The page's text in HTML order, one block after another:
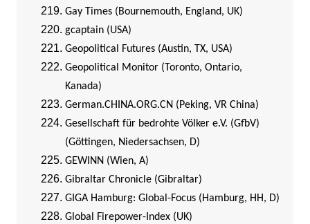
Gay Times (Bournemouth, England, UK)
gcaptain (USA)
Geopolitical Futures (Austin, TX, USA)
Geopolitical Monitor (Toronto, Ontario,
Kanada)
German.CHINA.ORG.CN (Peking, VR China)
Gesellschaft für bedrohte Völker e.V. (GfbV)
(Göttingen, Niedersachsen, D)
GEWINN (Wien, A)
Gibraltar Chronicle (Gibraltar)
GIGA Hamburg: Global-Focus (Hamburg, HH, D)
Global Firepower-Index (UK)